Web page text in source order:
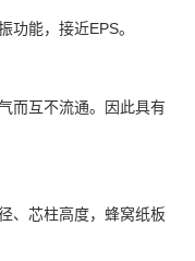
功能，接近EPS。
而互不流通。因此具有
、芯柱高度，蜂窝纸板